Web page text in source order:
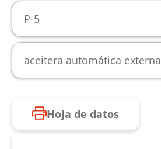
P-5
aceitera automática externa
Hoja de datos